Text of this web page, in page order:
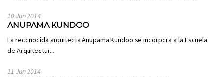
10 Jun 2014
ANUPAMA KUNDOO
La reconocida arquitecta Anupama Kundoo se incorpora a la Escuela
de Arquitectur...
11 Jun 2014